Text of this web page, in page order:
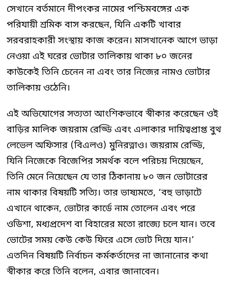
সেখানে বর্তমানে দীপংকর নামের পশ্চিমবঙ্গের এক
পরিযায়ী শ্রমিক বাস করছেন, যিনি একটি খাবার
সরবরাহকারী সংস্থায় কাজ করেন। মাসখানেক আগে ভাড়া
নেওয়া এই ঘরের ভোটার তালিকায় থাকা ৮০ জনের
কাউকেই তিনি চেনেন না এবং তার নিজের নামও ভোটার
তালিকায় ওঠেনি।
এই অভিযোগের সত্যতা আংশিকভাবে স্বীকার করেছেন ওই
বাড়ির মালিক জয়রাম রেড্ডি এবং এলাকার দায়িত্বপ্রাপ্ত বুথ
লেভেল অফিসার (বিএলও) মুনিরত্নাও। জয়রাম রেড্ডি,
যিনি নিজেকে বিজেপির সমর্থক বলে পরিচয় দিয়েছেন,
তিনি মেনে নিয়েছেন যে তার ঠিকানায় ৮০ জন ভোটারের
নাম থাকার বিষয়টি সত্যি। তার ভাষ্যমতে, ‘বহু ভাড়াটে
এখানে থাকেন, ভোটার কার্ডে নাম তোলেন এবং পরে
ওডিশা, মধ্যপ্রদেশ বা বিহারের মতো রাজ্যে চলে যান। তবে
ভোটের সময় কেউ কেউ ফিরে এসে ভোট দিয়ে যান।’
এতদিন বিষয়টি নির্বাচন কর্মকর্তাদের না জানানোর কথা
স্বীকার করে তিনি বলেন, এবার জানাবেন।